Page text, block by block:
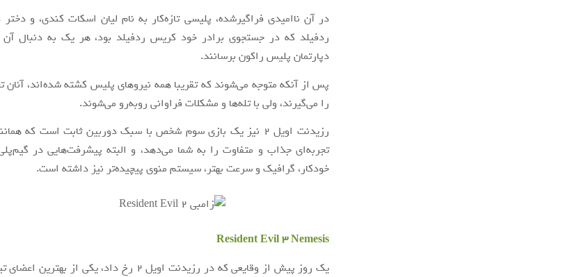
در آن ناامیدی فراگیرشده، پلیسی تازه‌کار به نام لیان اسکات کندی، و دختر
ردفیلد که در جستجوی برادر خود کریس ردفیلد بود، هر یک به دنبال
دپارتمان پلیس راکون برسانند.
پس از آنکه متوجه می‌شوند که تقریبا همه نیروهای پلیس کشته شده‌اند، آنان
را می‌گیرند، ولی با تله‌ها و مشکلات فراوانی روبه‌رو می‌شوند.
رزیدنت اویل ۲ نیز یک بازی سوم شخص با سبک دوربین ثابت است که
تجربه‌ای جذاب و متفاوت را به شما می‌دهد، و البته پیشرفت‌هایی در
خودکار، گرافیک و سرعت بهتر، سیستم منوی پیچیده‌تر نیز داشته است.
Resident Evil 3 Nemesis
یک روز پیش از وقایعی که در رزیدنت اویل ۲ رخ داد، یکی